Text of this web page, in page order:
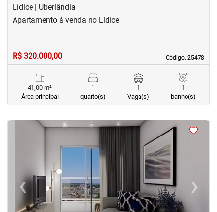
Lídice | Uberlândia
Código. 25478
Código. 25478
Apartamento à venda no Lídice
R$ 320.000,00
41,00 m²
Área principal
1
quarto(s)
1
Vaga(s)
1
banho(s)
‹
Previous ›Next